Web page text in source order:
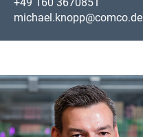
michael.knopp@comco.de